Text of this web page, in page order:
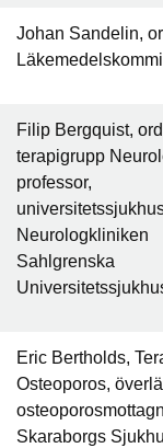
Johan Sandelin,
Filip Bergquist,
terapigrupp
professor,
Neurologkliniken
Sahlgrenska
Eric Bertholds,
Osteoporos,
Skaraborgs